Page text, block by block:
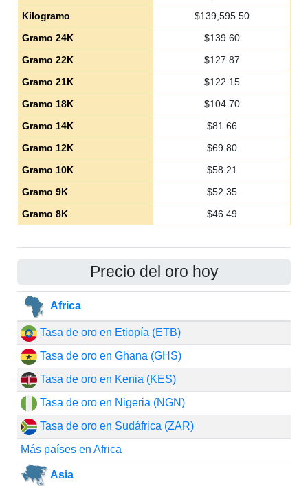
Kilogramo
$139,595.50
Gramo 24K
$139.60
Gramo 22K
$127.87
Gramo 21K
$122.15
Gramo 18K
$104.70
Gramo 14K
$81.66
Gramo 12K
$69.80
Gramo 10K
$58.21
Gramo 9K
$52.35
Gramo 8K
$46.49
Precio del oro hoy
Africa
Tasa de oro en Etiopía (ETB)
Tasa de oro en Ghana (GHS)
Tasa de oro en Kenia (KES)
Tasa de oro en Nigeria (NGN)
Tasa de oro en Sudáfrica (ZAR)
Más países en Africa
Asia